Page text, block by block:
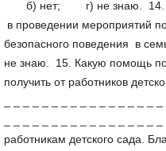
б) нет; г) не знаю. 14.
в проведении мероприятий
безопасного
не знаю. 15. Какую помощь
получить от работников
_ _ _ _ _ _ _ _ _ _ _ _ _ _ _ _
работникам детского сада.